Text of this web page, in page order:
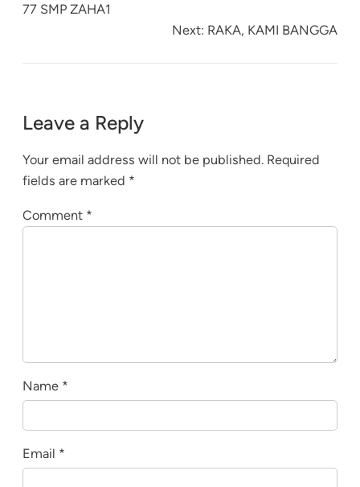
77 SMP ZAHA1
Next: RAKA, KAMI BANGGA
Leave a Reply
Your email address will not be published. Required
fields are marked *
Comment *
Name *
Email *